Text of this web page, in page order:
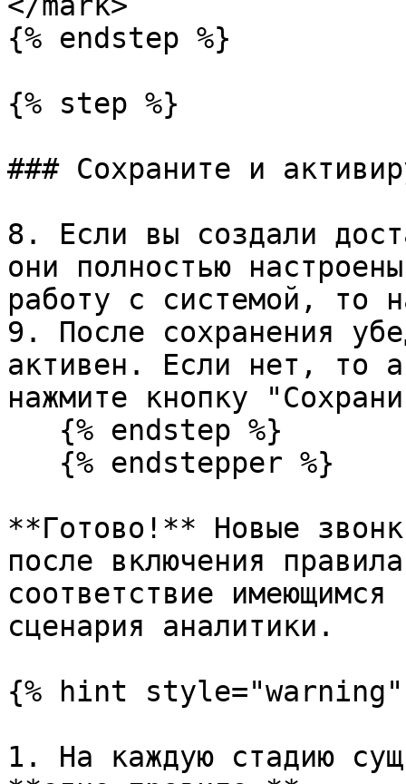
{% endstep %}
{% step %}
### Сохраните и
8. Если вы создали
они полностью
работу с системой, то
9. После сохранения
активен. Если нет, то
нажмите кнопку
**Готово!** Новые
после включения
соответствие
сценария аналитики.
{% hint style="warning"
1. На каждую стадию